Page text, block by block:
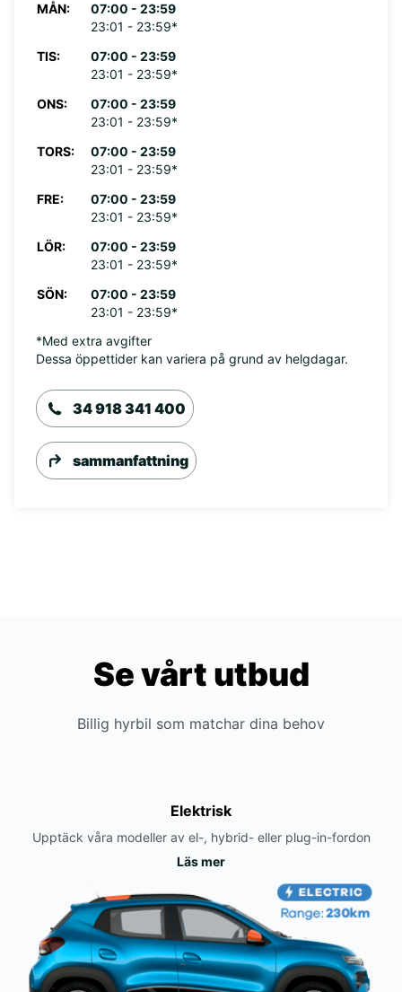
MÅN:
07:00 - 23:59
23:01 - 23:59*
TIS:
07:00 - 23:59
23:01 - 23:59*
ONS:
07:00 - 23:59
23:01 - 23:59*
TORS:
07:00 - 23:59
23:01 - 23:59*
FRE:
07:00 - 23:59
23:01 - 23:59*
LÖR:
07:00 - 23:59
23:01 - 23:59*
SÖN:
07:00 - 23:59
23:01 - 23:59*
*Med extra avgifter
Dessa öppettider kan variera på grund av helgdagar.
34 918 341 400
sammanfattning
Se vårt utbud
Billig hyrbil som matchar dina behov
Elektrisk
Upptäck våra modeller av el-, hybrid- eller plug-in-fordon
Läs mer